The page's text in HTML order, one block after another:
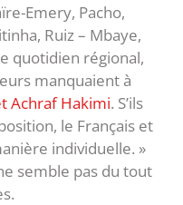
Emery, Pacho,
Ruiz – Mbaye,
quotidien régional,
manquaient à
Achraf Hakimi. S’ils
le Français et
individuelle. »
semble pas du tout